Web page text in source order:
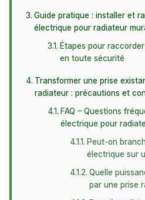
Guide pratique : installer et
électrique pour radiateur
Étapes pour
en toute sécurité
Transformer une prise
radiateur : précautions et
FAQ – Questions
électrique pour
Peut-on
électrique sur
Quelle
par une prise